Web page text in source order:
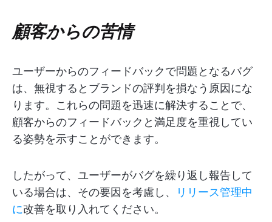
顧客からの苦情
ユーザーからのフィードバックで問題となるバグ
は、無視するとブランドの評判を損なう原因にな
ります。これらの問題を迅速に解決することで、
顧客からのフィードバックと満足度を重視してい
る姿勢を示すことができます。
したがって、ユーザーがバグを繰り返し報告して
いる場合は、その要因を考慮し、
リリース管理中
に改善を取り入れてください。